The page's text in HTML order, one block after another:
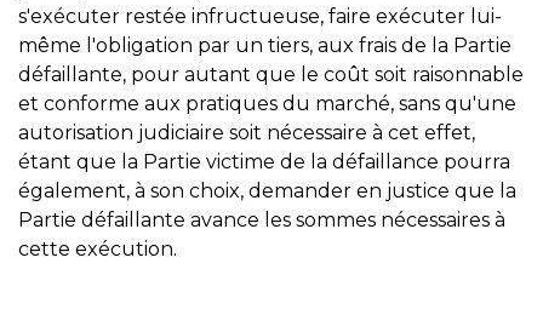
s'exécuter restée infructueuse, faire exécuter lui-
même l'obligation par un tiers, aux frais de la Partie
défaillante, pour autant que le coût soit raisonnable
et conforme aux pratiques du marché, sans qu'une
autorisation judiciaire soit nécessaire à cet effet,
étant que la Partie victime de la défaillance pourra
également, à son choix, demander en justice que la
Partie défaillante avance les sommes nécessaires à
cette exécution.